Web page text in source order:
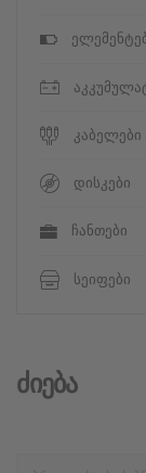
კაბელები
დისკები
ჩანთები
სეიფები
Ძიება